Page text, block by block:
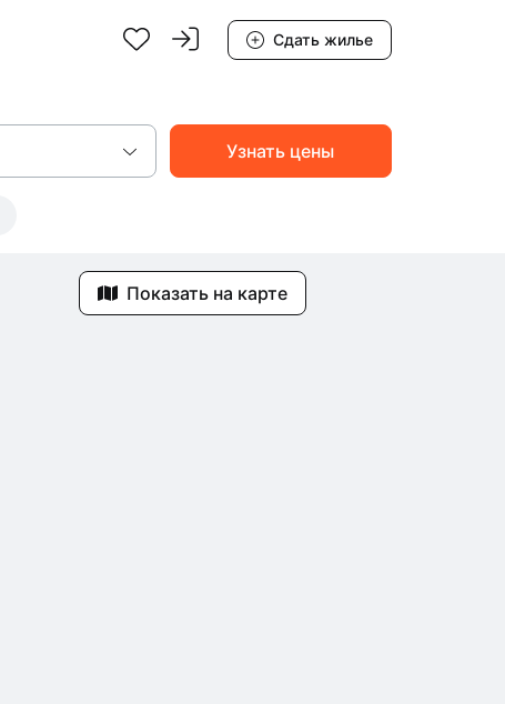
Сдать жилье
Показать на карте